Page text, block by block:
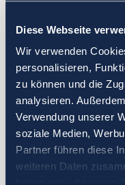
Diese Webseite
Wir verwenden
personalisieren,
zu können und die
analysieren.
Verwendung unserer
soziale Medien,
Partner führen diese
weiteren Daten